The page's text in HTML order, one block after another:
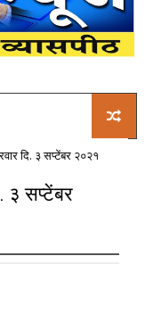
दि. ३ सप्टेंबर २०२१
३ सप्टेंबर